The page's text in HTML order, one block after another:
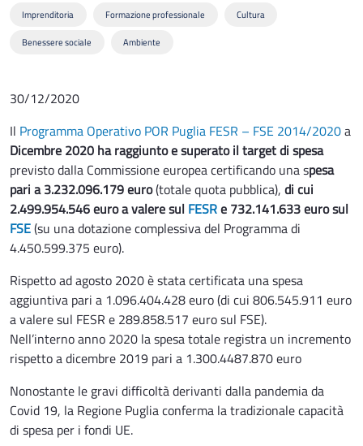
Imprenditoria Formazione professionale Cultura
Benessere sociale Ambiente
30/12/2020
Il Programma Operativo POR Puglia FESR – FSE 2014/2020a
Dicembre 2020 ha raggiunto e superato il target di spesa
previsto dalla Commissione europea certificando una spesa
pari a 3.232.096.179 euro(totale quota pubblica), di cui
2.499.954.546 euro a valere sul FESRe 732.141.633 euro sul
FSE(su una dotazione complessiva del Programma di
4.450.599.375 euro).
Rispetto ad agosto 2020 è stata certificata una spesa
aggiuntiva pari a 1.096.404.428 euro (di cui 806.545.911 euro
a valere sul FESR e 289.858.517 euro sul FSE).
Nell’interno anno 2020 la spesa totale registra un incremento
rispetto a dicembre 2019 pari a 1.300.4487.870 euro
Nonostante le gravi difficoltà derivanti dalla pandemia da
Covid 19, la Regione Puglia conferma la tradizionale capacità
di spesa per i fondi UE.